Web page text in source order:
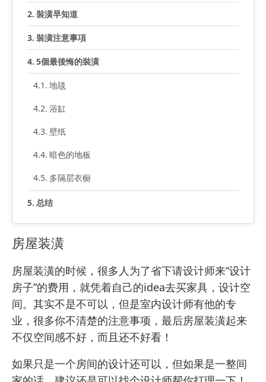
裝潢早知道
裝潢注意事項
5個最後悔的裝潢
地毯
浴缸
壁纸
暗色的地板
多隔层衣橱
总结
房屋装潢
房屋装潢的时候，很多人为了省下请设计师来“设计
房子”的费用，就凭着自己的idea去买家具，设计空
间。其实不是不可以，但是室内设计师有他的专
业，很多你不清楚的注意事项，最后房屋装潢起来
不仅空间感不好，而且还不好看！
如果只是一个房间的设计还可以，但如果是一整间